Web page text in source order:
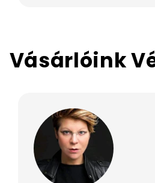
Vásárlóink